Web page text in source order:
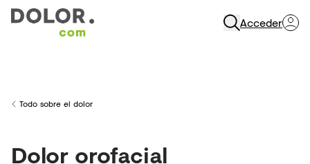
Acceder
Back to
Todo sobre el dolor
Dolor orofacial